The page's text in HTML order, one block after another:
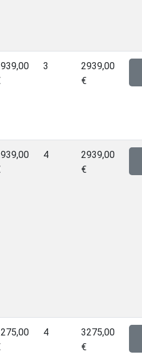
3
2939,00
€
4
2939,00
€
4
3275,00
€